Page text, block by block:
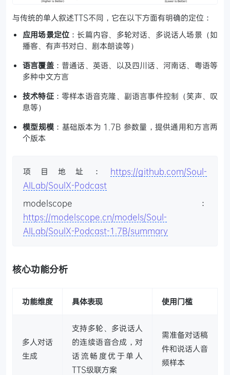
与传统的单人叙述TTS不同，它在以下方面有明确的定位：
应用场景定位 ：长篇内容、多轮对话、多说话人场景（如
播客、有声书对白、剧本朗读等）
语言覆盖：普通话、英语、以及四川话、河南话、粤语等
多种中文方言
技术特征：零样本语音克隆、副语言事件控制（笑声、叹
息等）
模型规模 ：基础版本为 1.7B 参数量，提供通用和方言两
个版本
项目地址： https://github.com/Soul-
AILab/SoulX-Podcast
modelscope：
https://modelscope.cn/models/Soul-
AILab/SoulX-Podcast-1.7B/summary
核心功能分析
功能维度 具体表现 使用门槛
多人对话
生成
支持多轮、多说话人
的连续语音合成，对
话流畅度优于单人
TTS级联方案
需准备对话稿
件和说话人音
频样本